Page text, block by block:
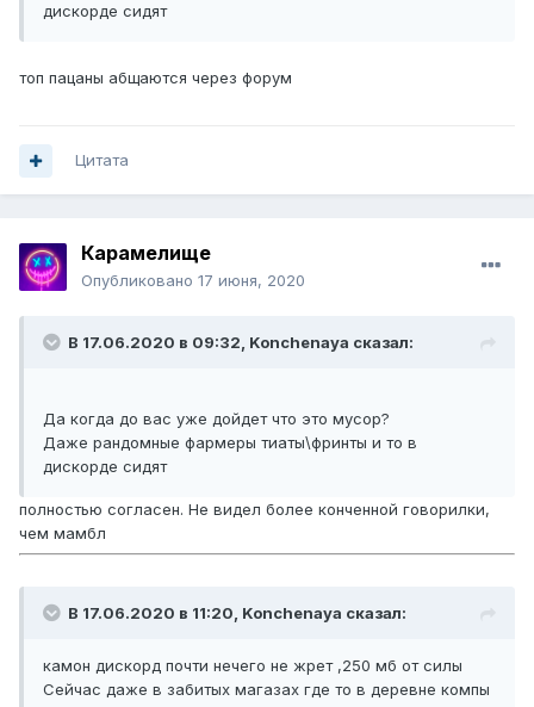
дискорде сидят
топ пацаны абщаются через форум
Цитата
Карамелище
Опубликовано 17 июня, 2020
В 17.06.2020 в 09:32, Konchenaуa сказал:
Да когда до вас уже дойдет что это мусор?
Даже рандомные фармеры тиаты\фринты и то в
дискорде сидят
полностью согласен. Не видел более конченной говорилки,
чем мамбл
В 17.06.2020 в 11:20, Konchenaуa сказал:
камон дискорд почти нечего не жрет ,250 мб от силы
Сейчас даже в забитых магазах где то в деревне компы